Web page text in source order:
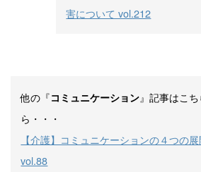
害について vol.212
他の『コミュニケーション』記事はこ
ら・・・
【介護】コミュニケーションの４つの
vol.88